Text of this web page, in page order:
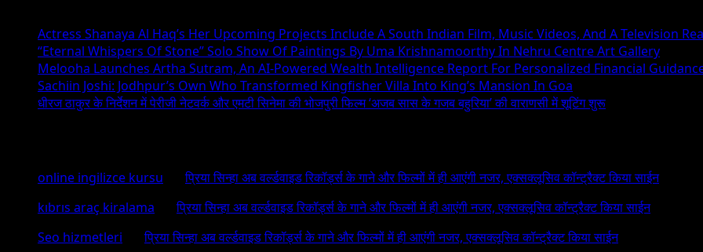
Actress Shanaya Al Haq’s Her Upcoming Projects Include A South Indian Film, Music Videos, And A Television
“Eternal Whispers Of Stone” Solo Show Of Paintings By Uma Krishnamoorthy In Nehru Centre Art Gallery
Melooha Launches Artha Sutram, An AI-Powered Wealth Intelligence Report For Personalized Financial
Sachiin Joshi: Jodhpur’s Own Who Transformed Kingfisher Villa Into King’s Mansion In Goa
धीरज ठाकुर के निर्देशन में पेरीजी नेटवर्क और एमटी सिनेमा की भोजपुरी फिल्म ‘अजब सास के गजब बहुरिया’ की वाराणसी में शूटिंग शुरू
online ingilizce kursu onप्रिया सिन्हा अब वर्ल्डवाइड रिकॉर्ड्स के गाने और फिल्मों में ही आएंगी नजर, एक्सक्लूसिव कॉन्ट्रैक्ट किया साईन
kıbrıs araç kiralama onप्रिया सिन्हा अब वर्ल्डवाइड रिकॉर्ड्स के गाने और फिल्मों में ही आएंगी नजर, एक्सक्लूसिव कॉन्ट्रैक्ट किया साईन
Seo hizmetleri onप्रिया सिन्हा अब वर्ल्डवाइड रिकॉर्ड्स के गाने और फिल्मों में ही आएंगी नजर, एक्सक्लूसिव कॉन्ट्रैक्ट किया साईन